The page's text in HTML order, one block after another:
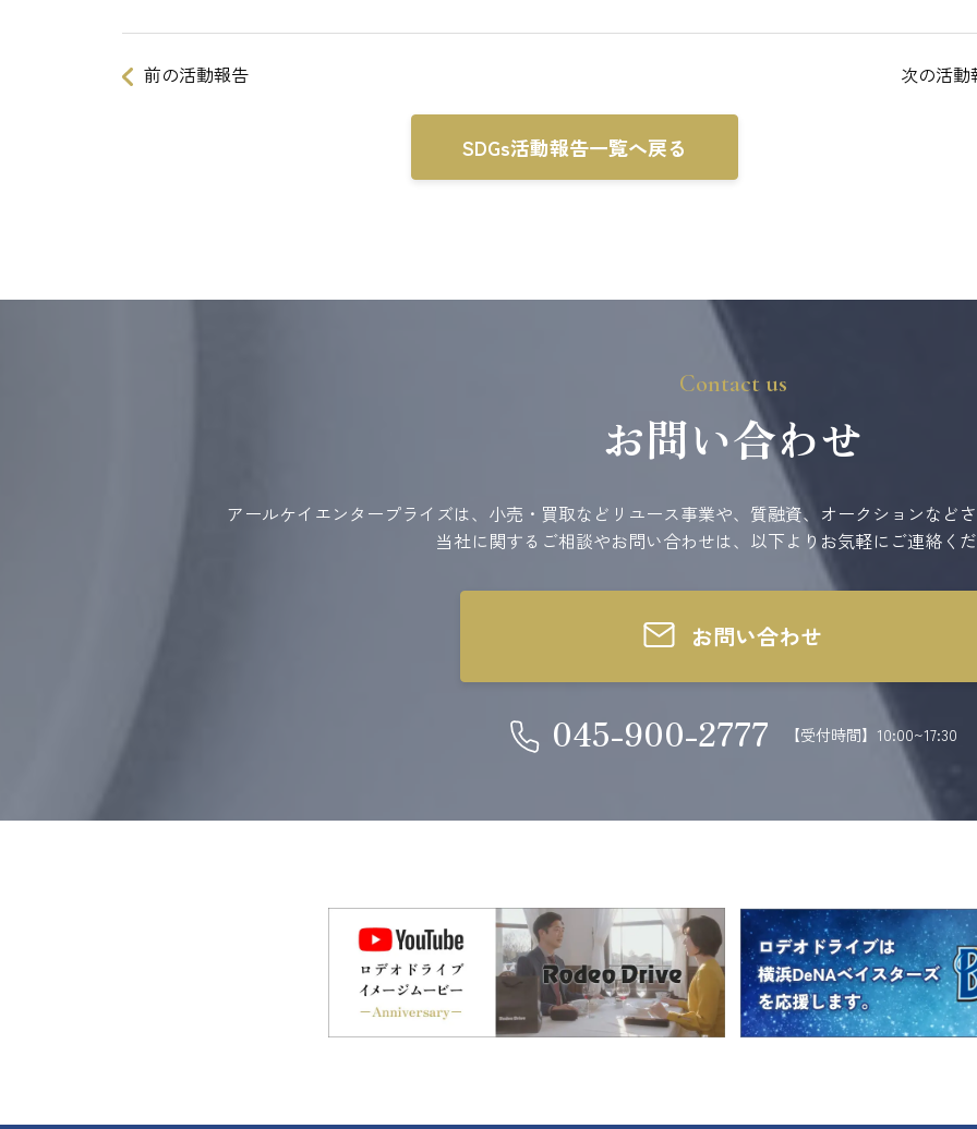
前の活動報告 次の活動
SDGs活動報告一覧へ戻る
Contact us
お問い合わせ
アールケイエンタープライズは、小売・買取などリユース事業や、質融資、オークションなど
当社に関するご相談やお問い合わせは、以下よりお気軽にご連絡く
お問い合わせ
045-900-2777 【受付時間】10:00~17:30